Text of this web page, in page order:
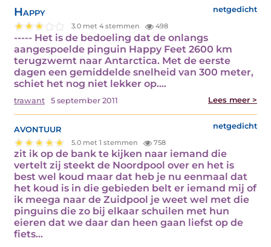
Happy netgedicht
3.0 met 4 stemmen 498
----- Het is de bedoeling dat de onlangs
aangespoelde pinguin Happy Feet 2600 km
terugzwemt naar Antarctica. Met de eerste
dagen een gemiddelde snelheid van 300 meter,
schiet het nog niet lekker op.…
trawant 5 september 2011 Lees meer >
avontuur netgedicht
5.0 met 1 stemmen 758
zit ik op de bank te kijken naar iemand die
vertelt zij steekt de Noordpool over en het is
best wel koud maar dat heb je nu eenmaal dat
het koud is in die gebieden belt er iemand mij of
ik meega naar de Zuidpool je weet wel met die
pinguins die zo bij elkaar schuilen met hun
eieren dat we daar dan heen gaan liefst op de
fiets…